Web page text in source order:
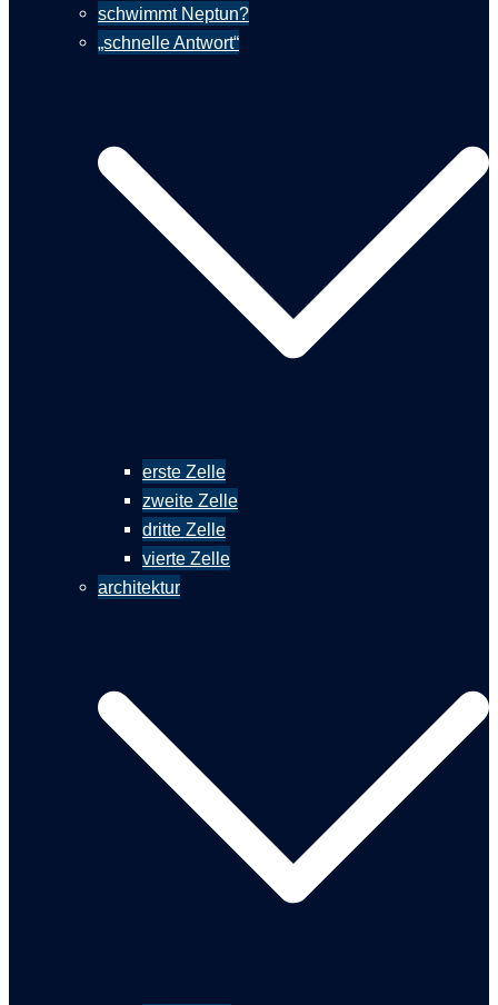
schwimmt Neptun?
„schnelle Antwort“
erste Zelle
zweite Zelle
dritte Zelle
vierte Zelle
architektur